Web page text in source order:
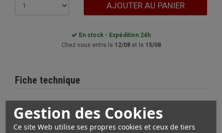
Gestion des Cookies
Ce site Web utilise ses propres cookies et ceux de tiers
AJOUTER AU PANIER
En stock - Expédition 24h
Chez vous entre le 12/08et le 15/08
Fiche technique
MATIÈRE Céramique